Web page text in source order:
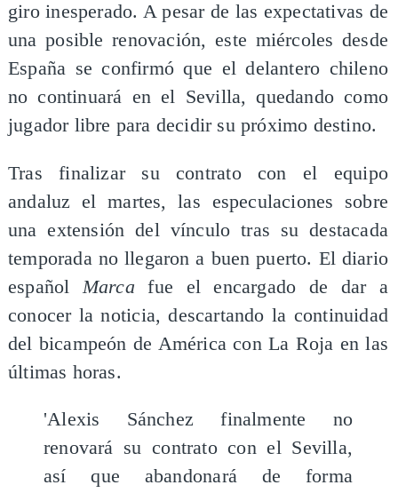
giro inesperado. A pesar de las expectativas de
una posible renovación, este miércoles desde
España se confirmó que el delantero chileno
no continuará en el Sevilla, quedando como
jugador libre para decidir su próximo destino.
Tras finalizar su contrato con el equipo
andaluz el martes, las especulaciones sobre
una extensión del vínculo tras su destacada
temporada no llegaron a buen puerto. El diario
español Marca fue el encargado de dar a
conocer la noticia, descartando la continuidad
del bicampeón de América con La Roja en las
últimas horas.
'Alexis Sánchez finalmente no
renovará su contrato con el Sevilla,
así que abandonará de forma